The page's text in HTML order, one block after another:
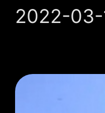
2022-03-